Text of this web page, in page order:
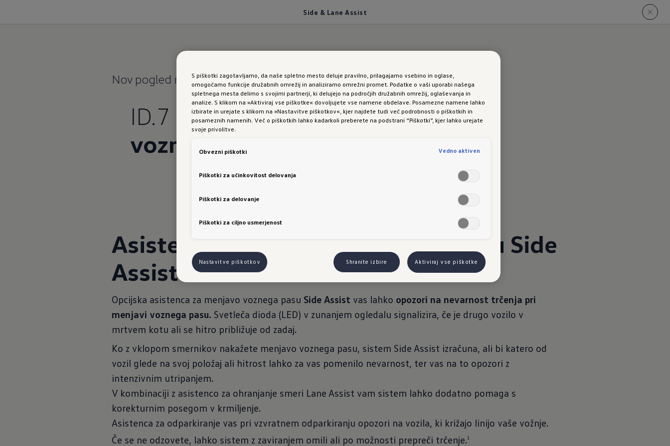
Side & Lane Assist
Nov pogled na mrtvi kot.
ID.7 GTX:Asistenca za menjavo
voznega pasu Side Assist
Asistenca za menjavo voznega pasu Side
Assist
Opcijska asistenca za menjavo voznega pasu Side Assist vas lahko opozori na nevarnost trčenja pri
menjavi voznega pasu. Svetleča dioda (LED) v zunanjem ogledalu signalizira, če je drugo vozilo v
mrtvem kotu ali se hitro približuje od zadaj.
Ko z vklopom smernikov nakažete menjavo voznega pasu, sistem Side Assist izračuna, ali bi katero od
vozil glede na svoj položaj ali hitrost lahko za vas pomenilo nevarnost, ter vas na to opozori z
intenzivnim utripanjem.
V kombinaciji z asistenco za ohranjanje smeri Lane Assist vam sistem lahko dodatno pomaga s
korekturnim posegom v krmiljenje.
Asistenca za odparkiranje vas pri vzvratnem odparkiranju opozori na vozila, ki križajo linijo vaše vožnje.
Če se ne odzovete, lahko sistem z zaviranjem omili ali po možnosti prepreči trčenje.1
S piškotki zagotavljamo, da naše spletno mesto deluje pravilno, prilagajamo vsebino in oglase,
omogočamo funkcije družabnih omrežij in analiziramo omrežni promet. Podatke o vaši uporabi našega
spletnega mesta delimo s svojimi partnerji, ki delujejo na področjih družabnih omrežij, oglaševanja in
analize. S klikom na »Aktiviraj vse piškotke« dovoljujete vse namene obdelave. Posamezne namene lahko
izbirate in urejate s klikom na »Nastavitve piškotkov«, kjer najdete tudi več podrobnosti o piškotkih in
posameznih namenih. Več o piškotkih lahko kadarkoli preberete na podstrani “Piškotki”, kjer lahko urejate
svoje privolitve.
Obvezni piškotki Vedno aktiven
Piškotki za učinkovitost delovanja
Piškotki za delovanje
Piškotki za ciljno usmerjenost
Nastavitve piškotkov Shranite izbire Aktiviraj vse piškotke